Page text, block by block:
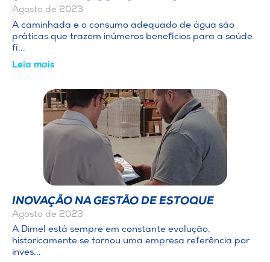
Agosto de 2023
A caminhada e o consumo adequado de água são
práticas que trazem inúmeros benefícios para a saúde
fí...
Leia mais
INOVAÇÃO NA GESTÃO DE ESTOQUE
Agosto de 2023
A Dimel está sempre em constante evolução,
historicamente se tornou uma empresa referência por
inves...